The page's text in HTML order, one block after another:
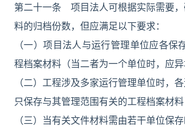
第二十一条 项目法人可根据实际需要
料的归档份数，但应满足以下要求：
（一）项目法人与运行管理单位应各保
程档案材料（当二者为一个单位时，应异
（二）工程涉及多家运行管理单位时，
只保存与其管理范围有关的工程档案材料
（三）当有关文件材料需由若干单位保